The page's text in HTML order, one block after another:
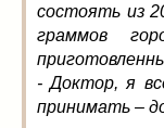
Постные рецепты
Праздничные
8 марта(1)
День всех
состоять из
граммов
- Доктор, я
принимать –